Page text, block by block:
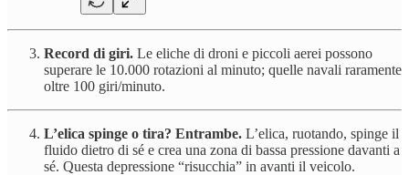
Record di giri. Le eliche di droni e piccoli aerei possono
superare le 10.000 rotazioni al minuto; quelle navali raramente
oltre 100 giri/minuto.
L’elica spinge o tira? Entrambe. L’elica, ruotando, spinge il
fluido dietro di sé e crea una zona di bassa pressione davanti a
sé. Questa depressione “risucchia” in avanti il veicolo.